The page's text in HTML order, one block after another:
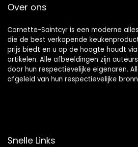
Over ons
Cornette-Saintcyr is een moderne
die de best verkopende
prijs biedt en u op de hoogte houdt
artikelen. Alle afbeeldingen zijn
door hun respectievelijke eigenaren.
afgeleid van hun respectievelijke
Snelle Links